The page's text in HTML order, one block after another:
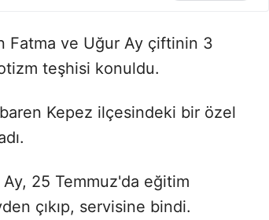
Fatma ve Uğur Ay çiftinin 3
teşhisi konuldu.
Kepez ilçesindeki bir özel
25 Temmuz'da eğitim
çıkıp, servisine bindi.